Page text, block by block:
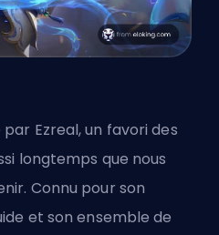
Ezreal, un favori des
longtemps que nous
Connu pour son
et son ensemble de